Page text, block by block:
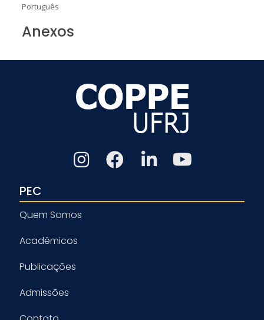
Português
Anexos
PEC
Quem Somos
Acadêmicos
Publicações
Admissões